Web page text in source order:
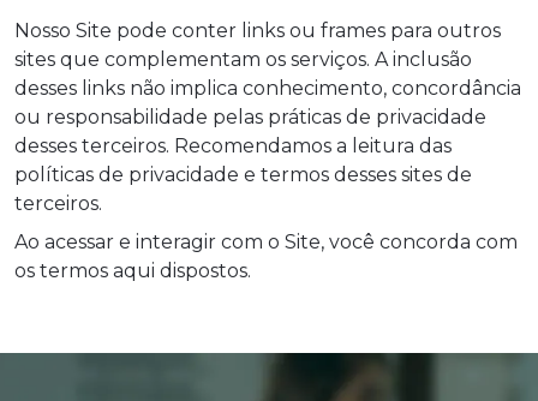
Nosso Site pode conter links ou frames para outros
sites que complementam os serviços. A inclusão
desses links não implica conhecimento, concordância
ou responsabilidade pelas práticas de privacidade
desses terceiros. Recomendamos a leitura das
políticas de privacidade e termos desses sites de
terceiros.
Ao acessar e interagir com o Site, você concorda com
os termos aqui dispostos.